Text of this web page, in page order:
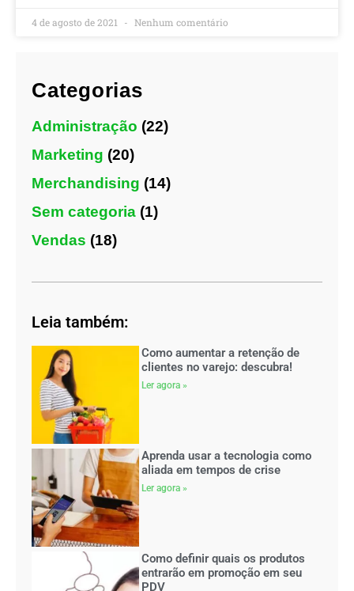
4 de agosto de 2021 Nenhum comentário
Categorias
Administração (22)
Marketing (20)
Merchandising (14)
Sem categoria (1)
Vendas (18)
Leia também:
Como aumentar a retenção de
clientes no varejo: descubra!
Ler agora »
Aprenda usar a tecnologia como
aliada em tempos de crise
Ler agora »
Como definir quais os produtos
entrarão em promoção em seu
PDV